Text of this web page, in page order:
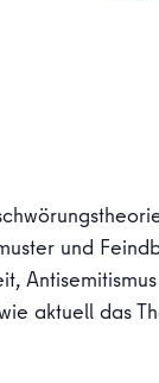
und
aktuell das